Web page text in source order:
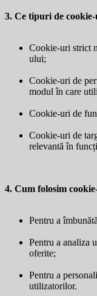
3. Ce tipuri de
Cookie-uri strict
ului;
Cookie-uri de
modul în care
Cookie-uri de
Cookie-uri de
relevantă în
4. Cum folosim
Pentru a
Pentru a analiza
oferite;
Pentru a
utilizatorilor.